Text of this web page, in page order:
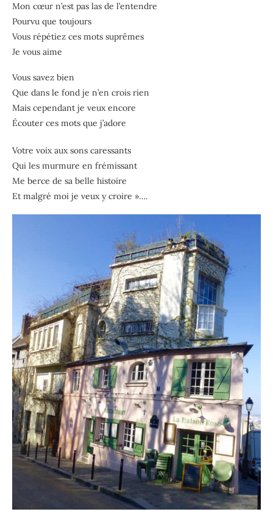
Mon cœur n’est pas las de l’entendre
Pourvu que toujours
Vous répétiez ces mots suprêmes
Je vous aime
Vous savez bien
Que dans le fond je n’en crois rien
Mais cependant je veux encore
Écouter ces mots que j’adore
Votre voix aux sons caressants
Qui les murmure en frémissant
Me berce de sa belle histoire
Et malgré moi je veux y croire »….